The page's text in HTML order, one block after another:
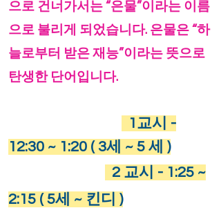
으로 건너가서는 “은물”이라는 이름
으로 불리게 되었습니다. 은물은 “하
늘로부터 받은 재능”이라는 뜻으로
탄생한 단어입니다.
1 교시 -
12:30 ~ 1:20 ( 3세 ~ 5 세 )
2 교시 - 1:25 ~
2:15 ( 5세 ~ 킨디 )